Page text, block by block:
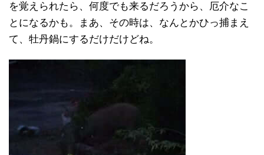
を覚えられたら、何度でも来るだろうから、厄介なこ
とになるかも。まあ、その時は、なんとかひっ捕まえ
て、牡丹鍋にするだけだけどね。